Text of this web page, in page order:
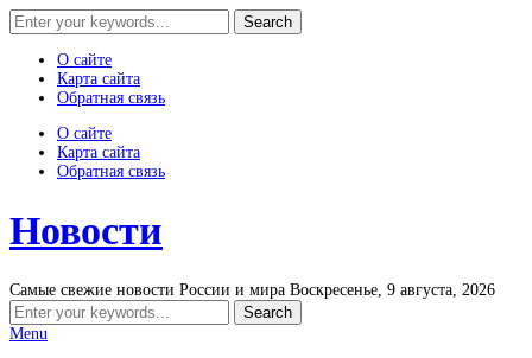
О сайте
Карта сайта
Обратная связь
О сайте
Карта сайта
Обратная связь
Новости
Самые свежие новости России и мира Воскресенье, 9 августа, 2026
Menu